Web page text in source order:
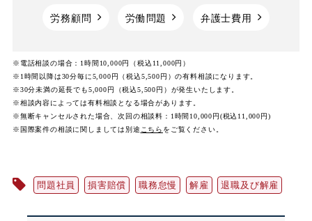
労務顧問 労働問題 弁護士費用
※電話相談の場合：1時間10,000円（税込11,000円）
※1時間以降は30分毎に5,000円（税込5,500円）の有料相談になります。
※30分未満の延長でも5,000円（税込5,500円）が発生いたします。
※相談内容によっては有料相談となる場合があります。
※無断キャンセルされた場合、次回の相談料：1時間10,000円(税込11,000円)
※国際案件の相談に関しましては 別途 こちら をご覧ください。
問題社員 損害賠償 職務怠慢 解雇 退職及び解雇